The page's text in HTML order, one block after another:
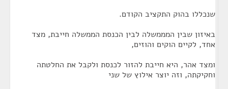
שנכללו בהוק התקציב הקודם.
באיזון שבין המממשלה לבין הכנסת הממשלה חייבת, מצד
אחד, לקיים הוקים והוזים,
ומצד אהר, היא חייבת להזור לכנסת ולקבל את החלטתה
וחקיקתה, וזה יוצר אילוץ של שני